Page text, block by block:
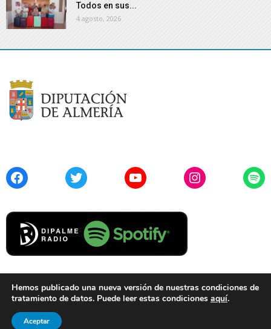
Todos en sus...
4 agosto, 2026
FacebookTwitter YouTubeInstagram
Cookies
© 2021 Diputación de Almería. Todos los derechos reservados.
Hemos publicado una nueva versión de nuestras condiciones de
tratamiento de datos. Puede leer estas condiciones aquí.
Aceptar